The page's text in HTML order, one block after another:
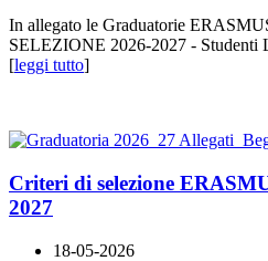
In allegato le Graduatorie
SELEZIONE 2026-2027 - Studenti
[leggi tutto]
Criteri di selezione
2027
18-05-2026